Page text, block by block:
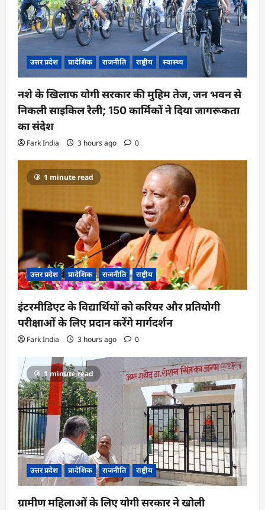
उत्तर प्रदेश प्रादेशिक राजनीति राष्ट्रीय स्वास्थ्य
नशे के खिलाफ योगी सरकार की मुहिम तेज, जन भवन से
निकली साइकिल रैली; 150 कार्मिकों ने दिया जागरूकता
का संदेश
Fark India 3 hours ago 0
1 minute read
उत्तर प्रदेश प्रादेशिक राजनीति राष्ट्रीय
इंटरमीडिएट के विद्यार्थियों को करियर और प्रतियोगी
परीक्षाओं के लिए प्रदान करेंगे मार्गदर्शन
Fark India 3 hours ago 0
1 minute read
उत्तर प्रदेश प्रादेशिक राजनीति राष्ट्रीय
ग्रामीण महिलाओं के लिए योगी सरकार ने खोली